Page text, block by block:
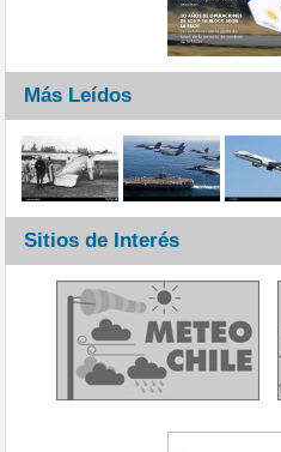
Más Leídos
Sitios de Interés